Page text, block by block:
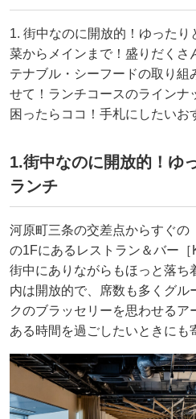
1. 街中なのに開放的！ゆった
菜からメインまで！盛りだくさ
テナブル・シーフードの取り組
せて！ランチコースのラインナ
困ったらココ！手札にしたいお
1.街中なのに開放的！ゆ
ランチ
河原町三条の交差点からすぐの
の1Fにあるレストラン＆バー［
街中にありながらもほっと落ち
内は開放的で、席数も多くグル
クのブラッセリーを思わせる
ある時間を過ごしたいときにも